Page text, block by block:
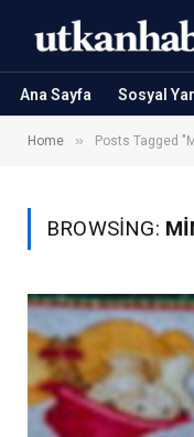
Ana Sayfa Sosyal
Home » Posts Tagged
BROWSING: